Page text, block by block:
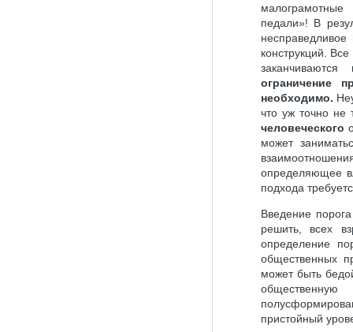
педали»! В
конструкций.
ограничение
необходимо.
что уж точно не
человеческого
может
определяющее
подхода
Введение
решить, всех
определение
общественных
может быть
пристойный